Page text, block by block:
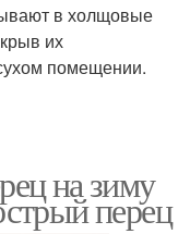
в холщовые
их
помещении.
на зиму
перец